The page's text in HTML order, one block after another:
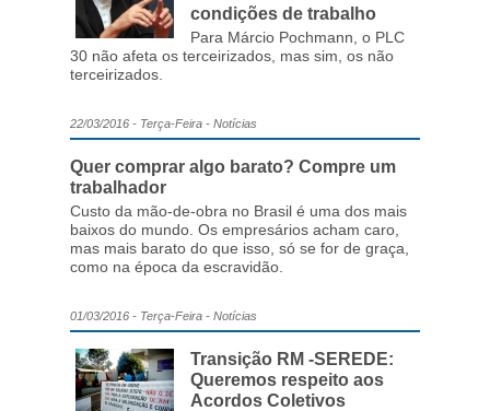
condições de trabalho
Para Márcio Pochmann, o PLC
30 não afeta os terceirizados, mas sim, os não
terceirizados.
22/03/2016 - Terça-Feira - Notícias
Quer comprar algo barato? Compre um
trabalhador
Custo da mão-de-obra no Brasil é uma dos mais
baixos do mundo. Os empresários acham caro,
mas mais barato do que isso, só se for de graça,
como na época da escravidão.
01/03/2016 - Terça-Feira - Notícias
Transição RM -SEREDE:
Queremos respeito aos
Acordos Coletivos